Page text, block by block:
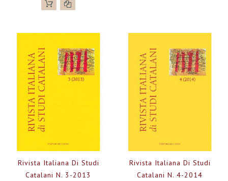
Rivista Italiana Di Studi
Catalani N. 3-2013
Rivista Italiana Di Studi
Catalani N. 4-2014